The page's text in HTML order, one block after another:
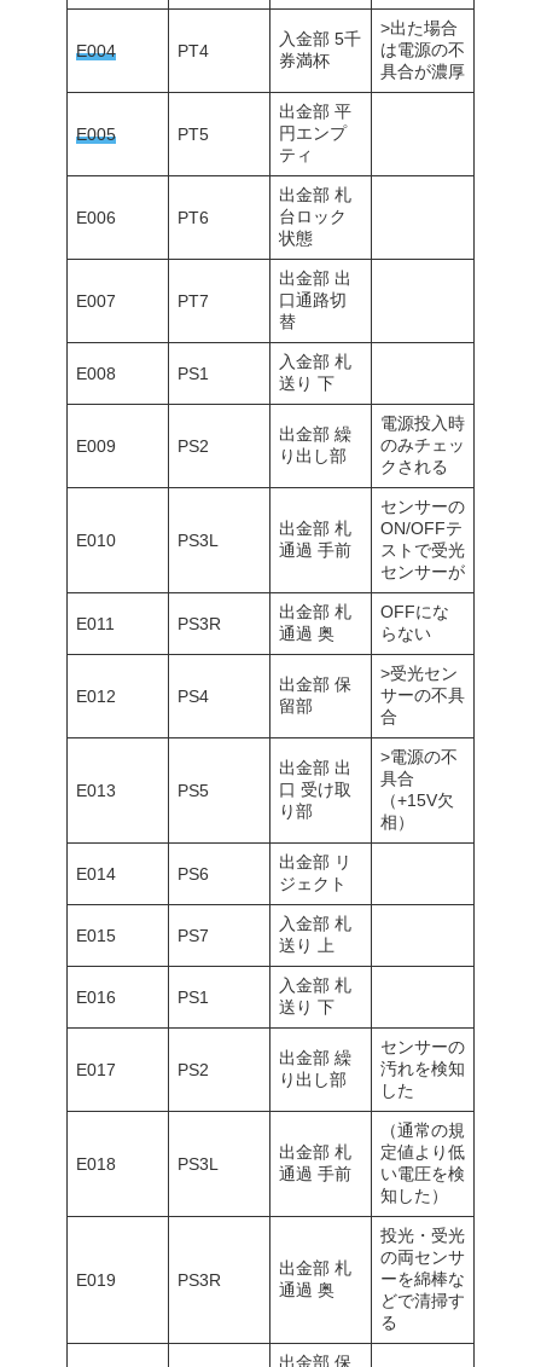
E004 PT4
入金部 5千
券満杯
>出た場合
は電源の不
具合が濃厚
E005 PT5
出金部 平
円エンプ
ティ
E006 PT6
出金部 札
台ロック
状態
E007 PT7
出金部 出
口通路切
替
E008 PS1
入金部 札
送り 下
E009 PS2
出金部 繰
り出し部
電源投入時
のみチェッ
クされる
E010 PS3L
出金部 札
通過 手前
センサーの
ON/OFFテ
ストで受光
センサーが
E011 PS3R
出金部 札
通過 奥
OFFにな
らない
E012 PS4
出金部 保
留部
>受光セン
サーの不具
合
E013 PS5
出金部 出
口 受け取
り部
>電源の不
具合
（+15V欠
相）
E014 PS6
出金部 リ
ジェクト
E015 PS7
入金部 札
送り 上
E016 PS1
入金部 札
送り 下
E017 PS2
出金部 繰
り出し部
センサーの
汚れを検知
した
E018 PS3L
出金部 札
通過 手前
（通常の規
定値より低
い電圧を検
知した）
E019 PS3R
出金部 札
通過 奥
投光・受光
の両センサ
ーを綿棒な
どで清掃す
る
出金部 保